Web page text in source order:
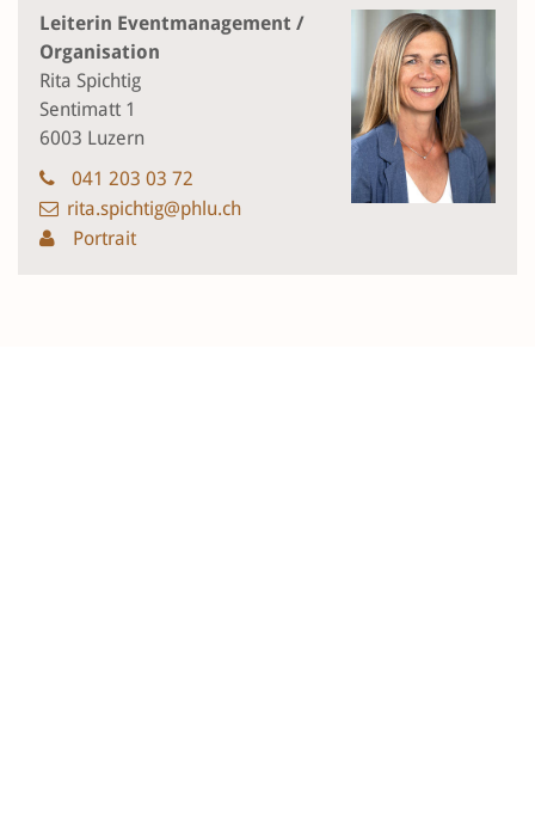
Leiterin Eventmanagement /
Organisation
Rita Spichtig
Sentimatt 1
6003 Luzern
041 203 03 72
rita.spichtig@phlu.ch
Portrait